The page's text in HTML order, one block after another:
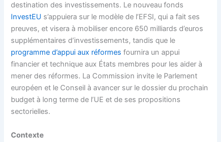
destination des investissements. Le nouveau fonds
InvestEU s’appuiera sur le modèle de l’EFSI, qui a fait ses
preuves, et visera à mobiliser encore 650 milliards d’euros
supplémentaires d’investissements, tandis que le
programme d’appui aux réformes fournira un appui
financier et technique aux États membres pour les aider à
mener des réformes. La Commission invite le Parlement
européen et le Conseil à avancer sur le dossier du prochain
budget à long terme de l’UE et de ses propositions
sectorielles.
Contexte